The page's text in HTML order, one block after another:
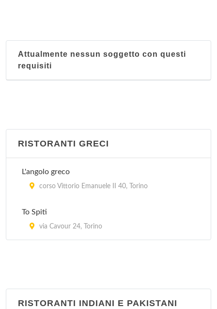
Attualmente nessun soggetto con questi
requisiti
RISTORANTI GRECI
L'angolo greco
corso Vittorio Emanuele II 40, Torino
To Spiti
via Cavour 24, Torino
RISTORANTI INDIANI E PAKISTANI